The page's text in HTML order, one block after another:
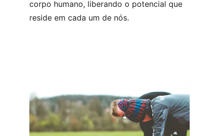
corpo humano, liberando o potencial que
reside em cada um de nós.